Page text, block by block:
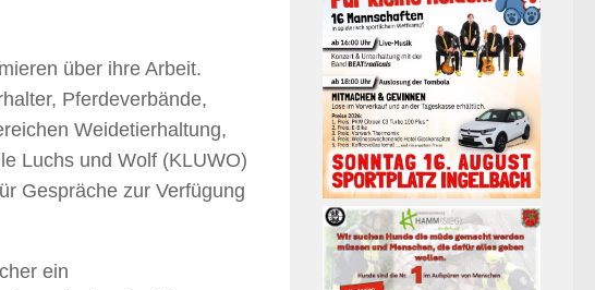
über ihre Arbeit.
Pferdeverbände,
Weidetierhaltung,
Luchs und Wolf (KLUWO)
Gespräche zur Verfügung
ein